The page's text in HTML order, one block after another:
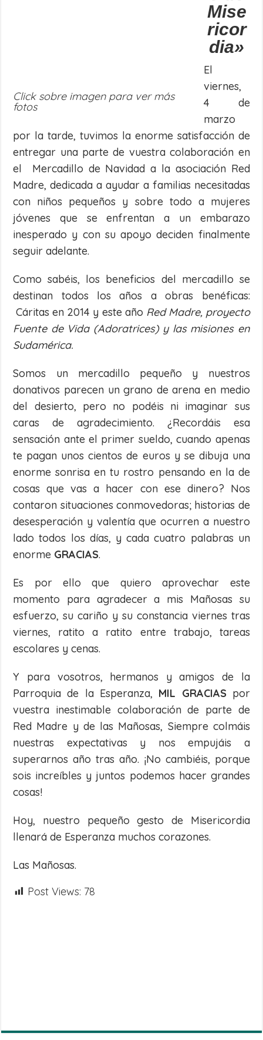
Click sobre imagen para ver más
fotos
Mise
ricor
dia»
El
viernes,
4 de
marzo
por la tarde, tuvimos la enorme satisfacción de
entregar una parte de vuestra colaboración en
el Mercadillo de Navidad a la asociación Red
Madre, dedicada a ayudar a familias necesitadas
con niños pequeños y sobre todo a mujeres
jóvenes que se enfrentan a un embarazo
inesperado y con su apoyo deciden finalmente
seguir adelante.
Como sabéis, los beneficios del mercadillo se
destinan todos los años a obras benéficas:
Cáritas en 2014 y este año Red Madre, proyecto
Fuente de Vida (Adoratrices) y las misiones en
Sudamérica.
Somos un mercadillo pequeño y nuestros
donativos parecen un grano de arena en medio
del desierto, pero no podéis ni imaginar sus
caras de agradecimiento. ¿Recordáis esa
sensación ante el primer sueldo, cuando apenas
te pagan unos cientos de euros y se dibuja una
enorme sonrisa en tu rostro pensando en la de
cosas que vas a hacer con ese dinero? Nos
contaron situaciones conmovedoras; historias de
desesperación y valentía que ocurren a nuestro
lado todos los días, y cada cuatro palabras un
enorme GRACIAS.
Es por ello que quiero aprovechar este
momento para agradecer a mis Mañosas su
esfuerzo, su cariño y su constancia viernes tras
viernes, ratito a ratito entre trabajo, tareas
escolares y cenas.
Y para vosotros, hermanos y amigos de la
Parroquia de la Esperanza, MIL GRACIAS por
vuestra inestimable colaboración de parte de
Red Madre y de las Mañosas, Siempre colmáis
nuestras expectativas y nos empujáis a
superarnos año tras año. ¡No cambiéis, porque
sois increíbles y juntos podemos hacer grandes
cosas!
Hoy, nuestro pequeño gesto de Misericordia
llenará de Esperanza muchos corazones.
Las Mañosas.
Post Views: 78
Email